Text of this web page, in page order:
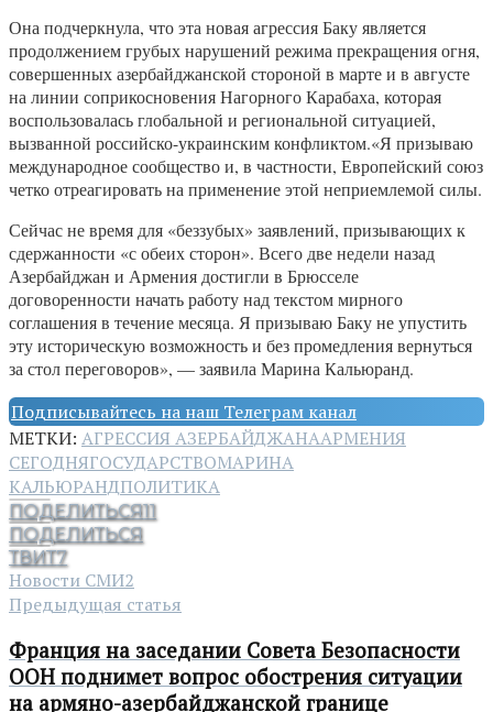
Она подчеркнула, что эта новая агрессия Баку является
продолжением грубых нарушений режима прекращения огня,
совершенных азербайджанской стороной в марте и в августе
на линии соприкосновения Нагорного Карабаха, которая
воспользовалась глобальной и региональной ситуацией,
вызванной российско-украинским конфликтом.«Я призываю
международное сообщество и, в частности, Европейский союз
четко отреагировать на применение этой неприемлемой силы.
Сейчас не время для «беззубых» заявлений, призывающих к
сдержанности «с обеих сторон». Всего две недели назад
Азербайджан и Армения достигли в Брюсселе
договоренности начать работу над текстом мирного
соглашения в течение месяца. Я призываю Баку не упустить
эту историческую возможность и без промедления вернуться
за стол переговоров», — заявила Марина Кальюранд.
Подписывайтесь на наш Телеграм канал
МЕТКИ: АГРЕССИЯ АЗЕРБАЙДЖАНААРМЕНИЯ
СЕГОДНЯГОСУДАРСТВОМАРИНА
КАЛЬЮРАНДПОЛИТИКА
ПОДЕЛИТЬСЯ11
ПОДЕЛИТЬСЯ
ТВИТ7
Новости СМИ2
Предыдущая статья
Франция на заседании Совета Безопасности
ООН поднимет вопрос обострения ситуации
на армяно-азербайджанской границе